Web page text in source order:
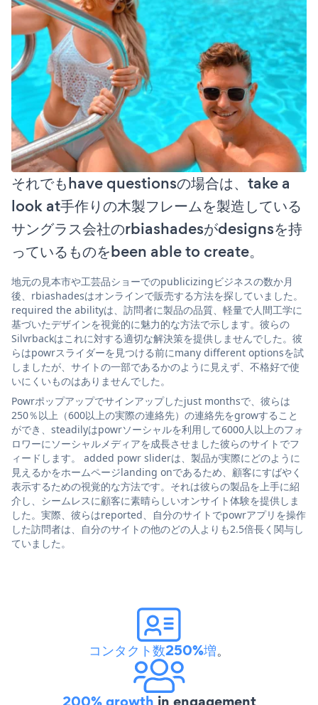
それでもhave questionsの場合は、take a
look at手作りの木製フレームを製造している
サングラス会社のrbiashadesがdesignsを持
っているものをbeen able to create。
地元の見本市や工芸品ショーでのpublicizingビジネスの数か月
後、rbiashadesはオンラインで販売する方法を探していました。
required the abilityは、訪問者に製品の品質、軽量で人間工学に
基づいたデザインを視覚的に魅力的な方法で示します。彼らの
Silvrbackはこれに対する適切な解決策を提供しませんでした。彼
らはpowrスライダーを見つける前にmany different optionsを試
しましたが、サイトの一部であるかのように見えず、不格好で使
いにくいものはありませんでした。
Powrポップアップでサインアップしたjust monthsで、彼らは
250％以上（600以上の実際の連絡先）の連絡先をgrowすること
ができ、steadilyはpowrソーシャルを利用して6000人以上のフォ
ロワーにソーシャルメディアを成長させました彼らのサイトでフ
ィードします。 added powr sliderは、製品が実際にどのように
見えるかをホームページlanding onであるため、顧客にすばやく
表示するための視覚的な方法です。それは彼らの製品を上手に紹
介し、シームレスに顧客に素晴らしいオンサイト体験を提供しま
した。実際、彼らはreported、自分のサイトでpowrアプリを操作
した訪問者は、自分のサイトの他のどの人よりも2.5倍長く関与し
ていました。
コンタクト数250%増。